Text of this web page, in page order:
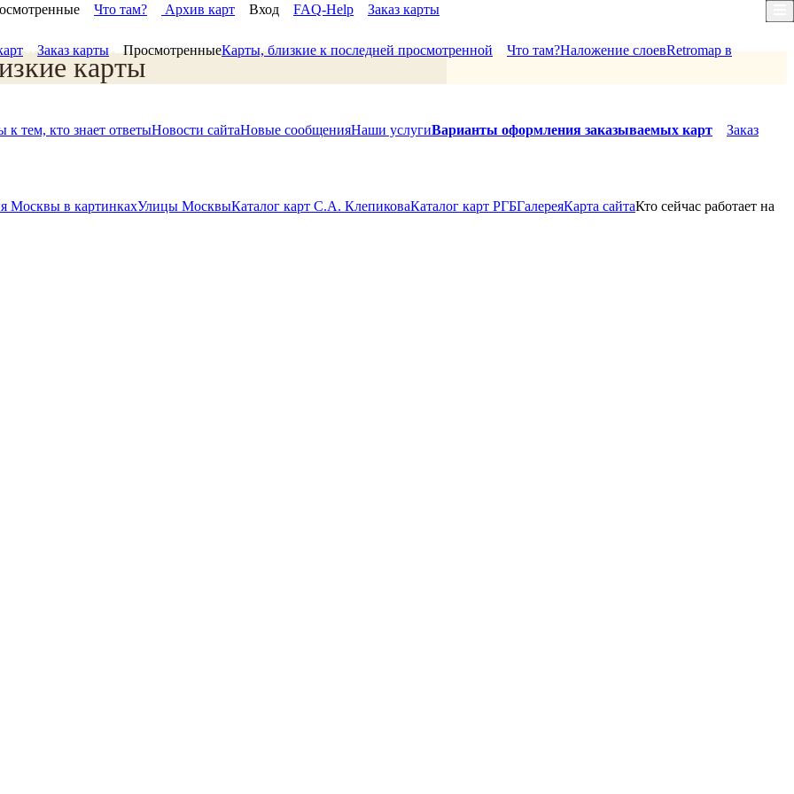
Что там? Архив карт Вход FAQ-Help Заказ карты ×
Заказ карты ПросмотренныеКарты, близкие к последней просмотренной Что там?Наложение слоевRetromap в
к тем, кто знает ответыНовости сайтаНовые сообщенияНаши услугиВарианты оформления заказываемых карт
Заказ
Москвы в картинкахУлицы МосквыКаталог карт С.А. КлепиковаКаталог карт РГБГалереяКарта сайтаКто сейчас работает на
карты